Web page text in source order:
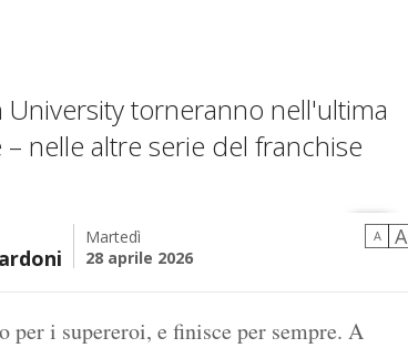
torneranno nell'ultima
– nelle altre serie del franchise
Martedì
28 aprile 2026
A A
per i supereroi, e finisce per sempre. A